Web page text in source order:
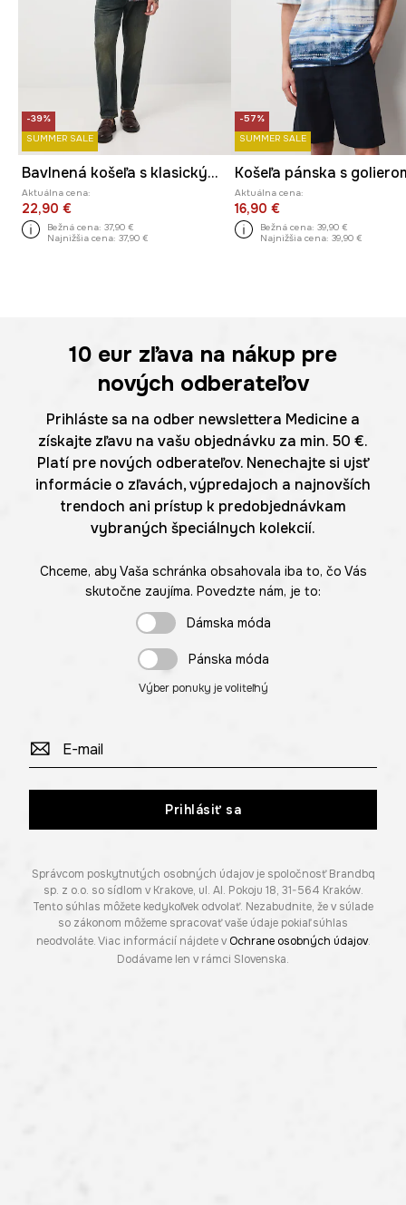
-39%
SUMMER SALE
Bavlnená košeľa s klasickým golierom, so vzorom
Aktuálna cena:
22,90 €
Bežná cena: 37,90 €
Najnižšia cena: 37,90 €
-57%
SUMMER SALE
Aktuálna cena:
16,90 €
Bežná cena: 39,90 €
Najnižšia cena: 39,90 €
10 eur zľava na nákup pre
nových odberateľov
Prihláste sa na odber newslettera Medicine a
získajte zľavu na vašu objednávku za min. 50 €.
Platí pre nových odberateľov. Nenechajte si ujsť
informácie o zľavách, výpredajoch a najnovších
trendoch ani prístup k predobjednávkam
vybraných špeciálnych kolekcií.
Chceme, aby Vaša schránka obsahovala iba to, čo Vás
skutočne zaujíma. Povedzte nám, je to:
Dámska móda
Pánska móda
Výber ponuky je voliteľný
Prihlásiť sa
Správcom poskytnutých osobných údajov je spoločnosť Brandbq
sp. z o.o. so sídlom v Krakove, ul. Al. Pokoju 18, 31-564 Kraków.
Tento súhlas môžete kedykoľvek odvolať. Nezabudnite, že v súlade
so zákonom môžeme spracovať vaše údaje pokiaľ súhlas
neodvoláte. Viac informácií nájdete v Ochrane osobných údajov.
Dodávame len v rámci Slovenska.